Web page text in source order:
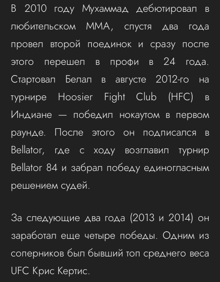
В 2010 году Мухаммад дебютировал в
любительском ММА, спустя два года
провел второй поединок и сразу после
этого перешел в профи в 24 года.
Стартовал Белал в августе 2012-го на
турнире Hoosier Fight Club (HFC) в
Индиане — победил нокаутом в первом
раунде. После этого он подписался в
Bellator, где с ходу возглавил турнир
Bellator 84 и забрал победу единогласным
решением судей.
За следующие два года (2013 и 2014) он
заработал еще четыре победы. Одним из
соперников был бывший топ среднего веса
UFC Крис Кертис.